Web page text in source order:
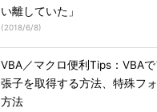
い離していた」
(2018/6/8)
VBA／マクロ便利Tips：VBA
張子を取得する方法、特殊フ
方法